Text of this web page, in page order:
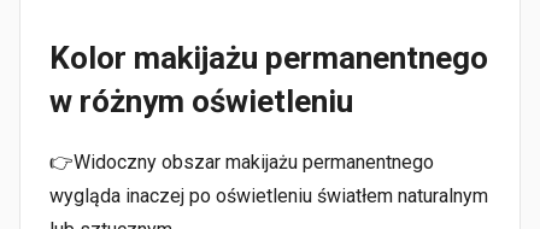
Kolor makijażu permanentnego
w różnym oświetleniu
👉Widoczny obszar makijażu permanentnego
wygląda inaczej po oświetleniu światłem naturalnym